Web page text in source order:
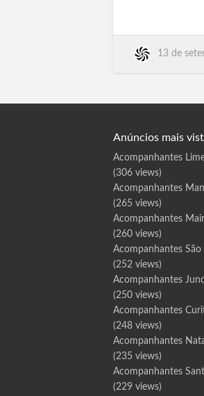
Pedregulho,
c
a
l
o
o
13 de
Anúncios mais
Acompanhantes
(306 views)
Acompanhantes
(265 views)
Acompanhantes
(260 views)
Acompanhantes São
(252 views)
Acompanhantes
(250 views)
Acompanhantes
(248 views)
Acompanhantes
(235 views)
Acompanhantes
(229 views)